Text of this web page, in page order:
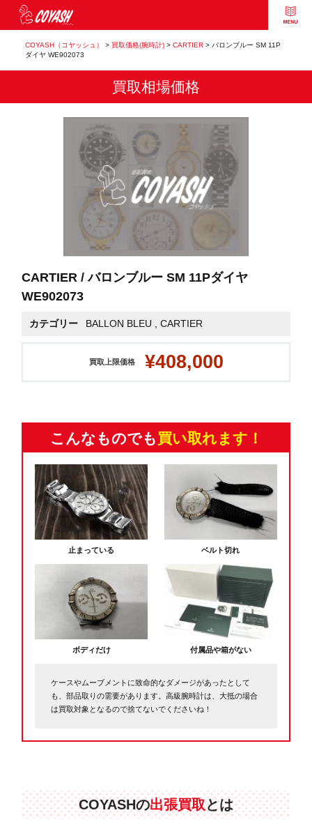
COYASH（コヤッシュ） > 買取価格(腕時計)> CARTIER> バロンブルー SM 11P
ダイヤ WE902073
買取相場価格
CARTIER / バロンブルー SM 11Pダイヤ
WE902073
カテゴリー BALLON BLEU , CARTIER
買取上限価格 ¥408,000
こんなものでも 買い取れます！
止まっている ベルト切れ
ボディだけ 付属品や箱がない
ケースやムーブメントに致命的なダメージがあったとして
も、部品取りの需要があります。高級腕時計は、大抵の場合
は買取対象となるので捨てないでくださいね！
COYASHの出張買取とは